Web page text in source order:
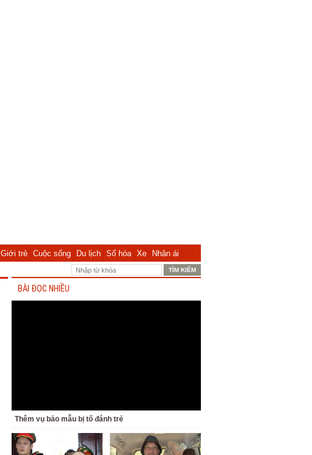
Giới trẻ Cuộc sống Du lịch Số hóa Xe Nhân ái
BÀI ĐỌC NHIỀU
Thêm vụ bảo mẫu bị tố đánh trẻ